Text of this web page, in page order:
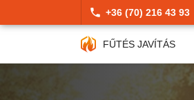
+36 (70) 216 43 93
FŰTÉS JAVÍTÁS